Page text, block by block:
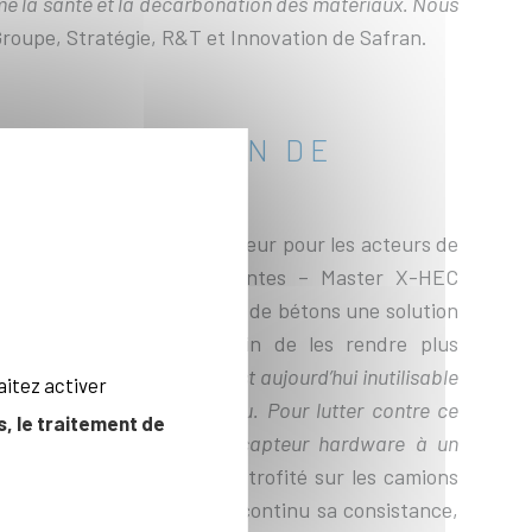
Stratégie, R&T et Innovation de Safran.
PRODUCTION DE
représente un enjeu majeur pour les acteurs de
(École Centrale de Nantes – Master X-HEC
aux producteurs de bétons une solution
leur formulation afin de les rendre plus
totale de béton est aujourd’hui inutilisable
en œuvre du matériau. Pour lutter contre ce
qui associe un capteur hardware à un
Conçu pour être rétrofité sur les camions
permet de surveiller en continu sa consistance,
activer
le traitement de